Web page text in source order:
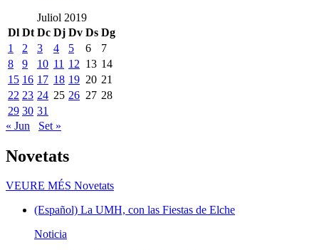
Juliol 2019
Dl Dt Dc Dj Dv Ds Dg
1
2 3 4 5 6
7
8
9 10 11 12 13 14
15 16 17 18 19 20 21
22 23 24 25 26 27 28
29 30 31
« Jun
Set »
Novetats
VEURE MÉS Novetats
(Español) La UMH, con las Fiestas de Elche
Noticia